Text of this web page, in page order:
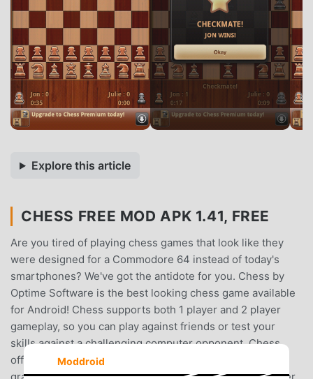
Explore this article
CHESS FREE MOD APK 1.41, FREE
Are you tired of playing chess games that look like they
were designed for a Commodore 64 instead of today's
smartphones? We've got the antidote for you. Chess by
Optime Software is the best looking chess game available
for Android! Chess supports both 1 player and 2 player
gameplay, so you can play against friends or test your
skills against a challenging computer opponent. Chess
offers a host of exciting features, including: * Great
Moddroid